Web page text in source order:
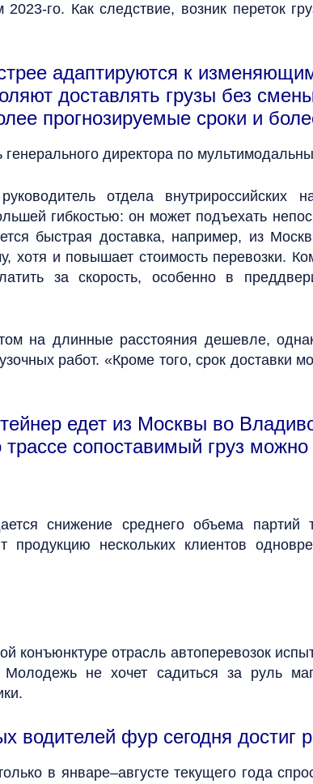
го. Как следствие, возник переток
адаптируются к
доставлять грузы без
прогнозируемые сроки и
директора по
отдела внутрироссийских
гибкостью: он может подъехать
быстрая доставка, например, из
хотя и повышает стоимость перевозки.
за скорость, особенно в
на длинные расстояния дешевле,
работ. «Кроме того, срок
едет из Москвы во
трассе сопоставимый груз
снижение среднего объема партий
продукцию нескольких клиентов
конъюнктуре отрасль автоперевозок
Молодежь не хочет садиться за руль
водителей фур сегодня достиг
в январе‒августе текущего года